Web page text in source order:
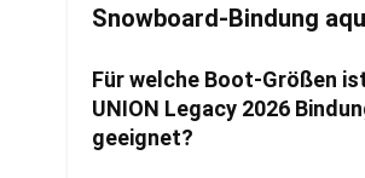
Snowboard-Bindung
Für welche Boot-Größen
UNION Legacy 2026
geeignet?